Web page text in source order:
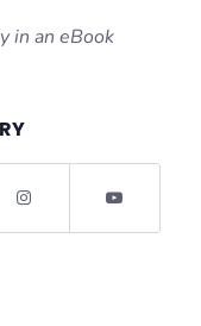
in an eBook